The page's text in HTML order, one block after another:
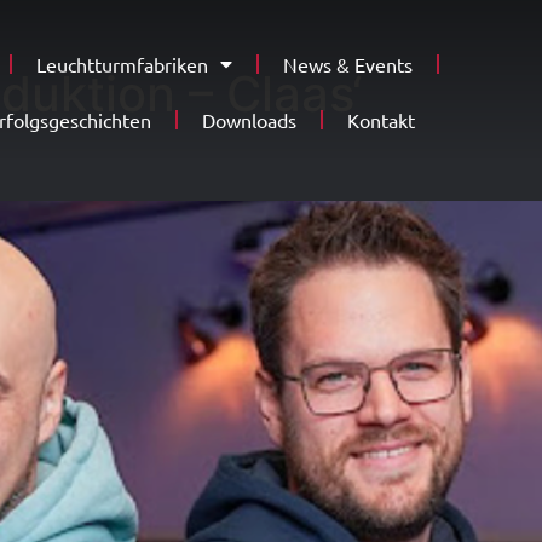
Leuchtturmfabriken News & Events
Downloads Kontakt
– Claas‘